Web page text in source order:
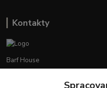
Kontakty
Barf House
+421 948 943 858